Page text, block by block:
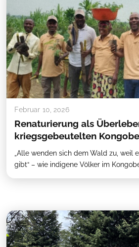
Februar 10, 2026
Renaturierung als
kriegsgebeutelten
„Alle wenden sich dem Wald zu, weil
gibt“ – wie indigene Völker im